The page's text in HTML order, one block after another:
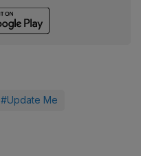
#Update Me